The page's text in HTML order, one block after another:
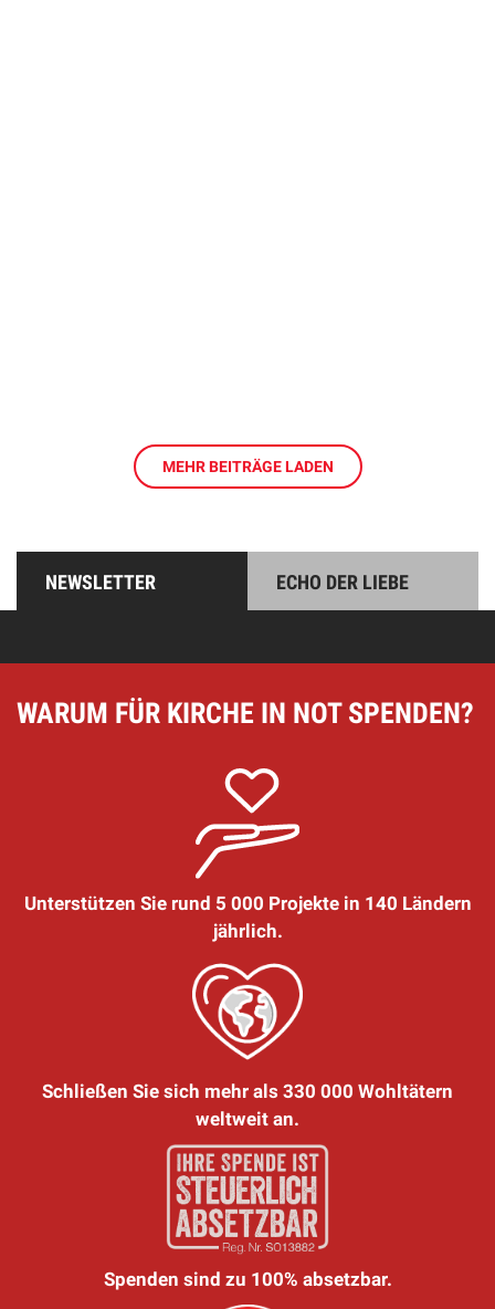
MEHR BEITRÄGE LADEN
NEWSLETTER ECHO DER LIEBE
WARUM FÜR KIRCHE IN NOT SPENDEN?
Unterstützen Sie rund 5 000 Projekte in 140 Ländern
jährlich.
Schließen Sie sich mehr als 330 000 Wohltätern
weltweit an.
Spenden sind zu 100% absetzbar.